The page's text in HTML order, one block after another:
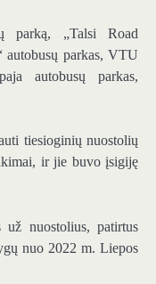
parką, „Talsi Road
autobusų parkas, VTU
autobusų parkas,
tiesioginių nuostolių
ir jie buvo įsigiję
už nuostolius, patirtus
nuo 2022 m. Liepos